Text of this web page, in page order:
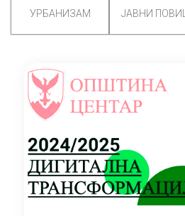
УРБАНИЗАМ ЈАВНИ